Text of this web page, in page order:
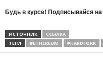
Будь в курсе! Подписывайся на
ИСТОЧНИК
ССЫЛКА
ТЕГИ
#ETHEREUM #HARDFORK